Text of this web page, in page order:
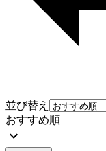
並び替え
おすすめ順